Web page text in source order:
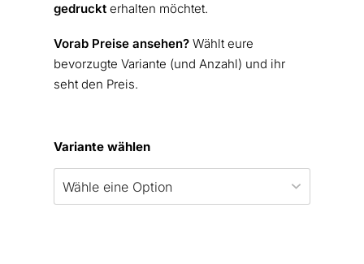
gedruckt erhalten möchtet.
Vorab Preise ansehen?Wählt eure
bevorzugte Variante (und Anzahl) und ihr
seht den Preis.
Variante wählen